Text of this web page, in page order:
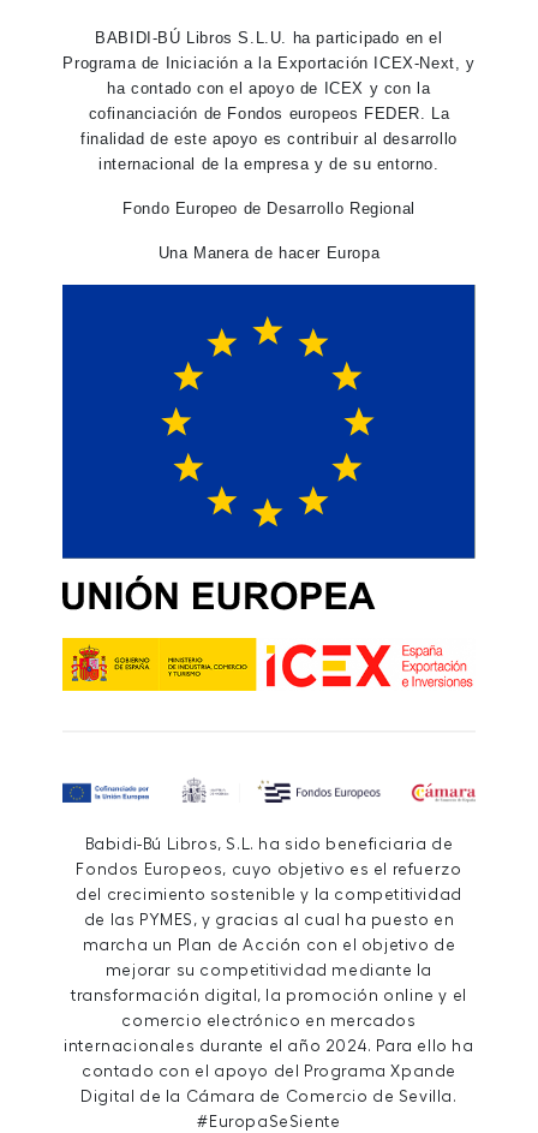
BABIDI-BÚ Libros S.L.U. ha participado en el
Programa de Iniciación a la Exportación ICEX-Next, y
ha contado con el apoyo de ICEX y con la
cofinanciación de Fondos europeos FEDER. La
finalidad de este apoyo es contribuir al desarrollo
internacional de la empresa y de su entorno.
Fondo Europeo de Desarrollo Regional
Una Manera de hacer Europa
Babidi-Bú Libros, S.L. ha sido beneficiaria de
Fondos Europeos, cuyo objetivo es el refuerzo
del crecimiento sostenible y la competitividad
de las PYMES, y gracias al cual ha puesto en
marcha un Plan de Acción con el objetivo de
mejorar su competitividad mediante la
transformación digital, la promoción online y el
comercio electrónico en mercados
internacionales durante el año 2024. Para ello ha
contado con el apoyo del Programa Xpande
Digital de la Cámara de Comercio de Sevilla.
#EuropaSeSiente